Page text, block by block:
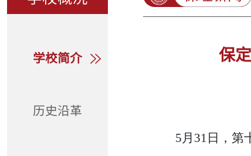
学校简介
历史沿革
保
5月31日，第